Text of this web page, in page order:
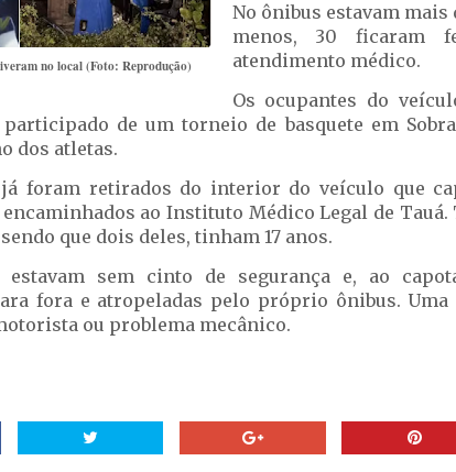
no local (Foto: Reprodução)
No ônibus estavam mais
menos, 30 ficaram
atendimento médico.
Os ocupantes do
de um torneio de basquete em
dos atletas.
já foram retirados do interior do veículo que
ao Instituto Médico Legal de Tauá.
que dois deles, tinham 17 anos.
estavam sem cinto de segurança e, ao
fora e atropeladas pelo próprio ônibus.
ou problema mecânico.